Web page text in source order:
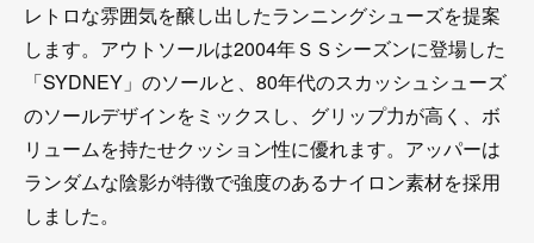
レトロな雰囲気を醸し出したランニングシューズを提案
します。アウトソールは2004年ＳＳシーズンに登場した
「SYDNEY」のソールと、80年代のスカッシュシューズ
のソールデザインをミックスし、グリップ力が高く、ボ
リュームを持たせクッション性に優れます。アッパーは
ランダムな陰影が特徴で強度のあるナイロン素材を採用
しました。